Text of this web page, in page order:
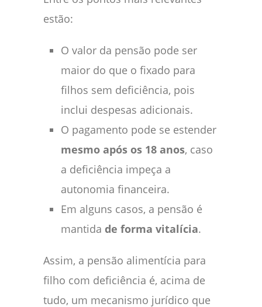
estão:
O valor da pensão pode ser
maior do que o fixado para
filhos sem deficiência, pois
inclui despesas adicionais.
O pagamento pode se estender
mesmo após os 18 anos, caso
a deficiência impeça a
autonomia financeira.
Em alguns casos, a pensão é
mantida de forma vitalícia.
Assim, a pensão alimentícia para
filho com deficiência é, acima de
tudo, um mecanismo jurídico que